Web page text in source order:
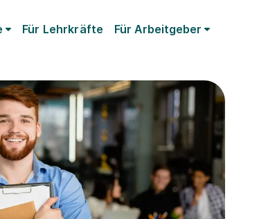
Für Lehrkräfte Für Arbeitgeber